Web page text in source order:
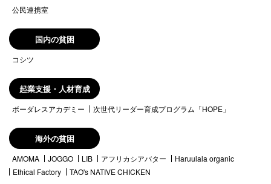
公民連携室
国内の貧困
コシツ
起業支援・人材育成
ボーダレスアカデミー 次世代リーダー育成プログラム「HOPE」
海外の貧困
AMOMA JOGGO LIB アフリカシアバター
Haruulala organic
Ethical Factory
TAO's NATIVE CHICKEN